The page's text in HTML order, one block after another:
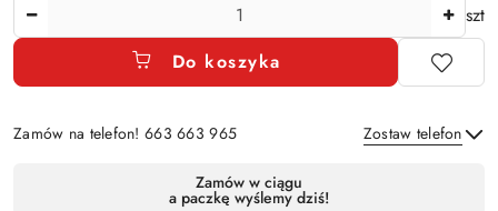
szt
Do koszyka
Zamów na telefon! 663 663 965 Zostaw telefon
Zamów w ciągu
a paczkę wyślemy dziś!